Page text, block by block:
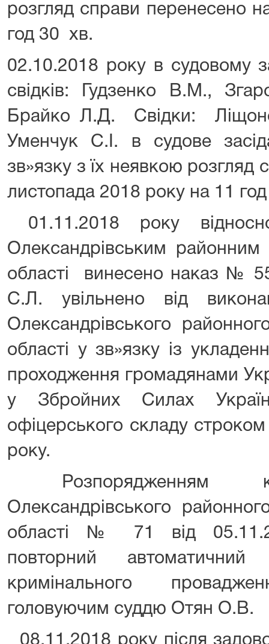
розгляд справи перенесено
год 30 хв.
02.10.2018 року в судовому
свідків: Гудзенко В.М.,
Брайко Л.Д. Свідки:
Уменчук С.І. в судове
зв»язку з їх неявкою розгляд
листопада 2018 року на 11
01.11.2018 року
Олександрівським районним
області винесено наказ №
С.Л. увільнено від
Олександрівського
області у зв»язку із
проходження громадянами
у Збройних Силах
офіцерського складу
року.
Розпорядженням
Олександрівського
області № 71 від
повторний
кримінального
головуючим суддю Отян О.В.
08.11.2018 року після